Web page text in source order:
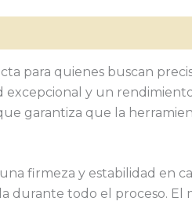
para quienes buscan
y un
garantiza que la
firmeza y estabilidad en
durante todo el proceso.